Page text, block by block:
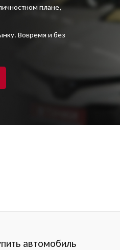
плане,
Вовремя и без
автомобиль